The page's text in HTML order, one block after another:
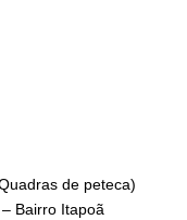
de peteca)
Bairro Itapoã